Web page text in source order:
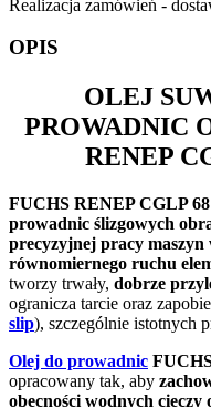
Realizacja zamówień -
OPIS
OLEJ
PROWADNIC
RENEP
FUCHS RENEP CGLP 68
prowadnic ślizgowych
precyzyjnej pracy maszyn
równomiernego ruchu
tworzy trwały, dobrze
ogranicza tarcie oraz
slip), szczególnie istotnych
Olej do prowadnic
opracowany tak, aby
obecności wodnych